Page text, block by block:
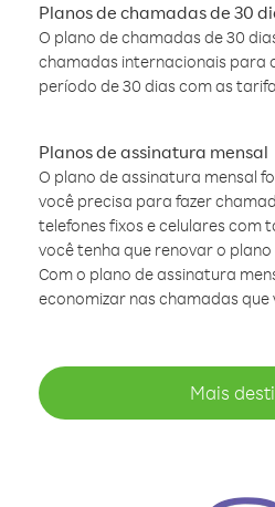
Planos de chamadas de 30
O plano de chamadas de 30
chamadas internacionais para
período de 30 dias com as
Planos de assinatura mensal
O plano de assinatura mensal
você precisa para fazer
telefones fixos e celulares com
você tenha que renovar o
Com o plano de assinatura
economizar nas chamadas que
Mais